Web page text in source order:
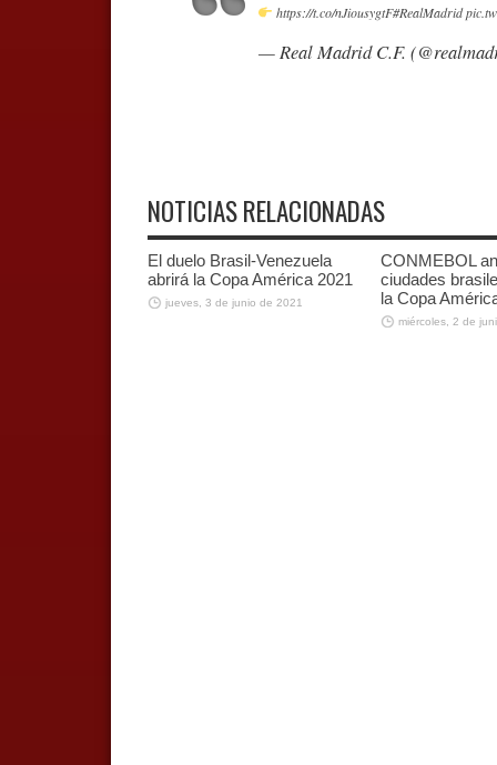
https://t.co/nJiousygtF#RealMadrid
— Real Madrid C.F.
NOTICIAS RELACIONADAS
El duelo Brasil-Venezuela
abrirá la Copa América 2021
jueves, 3 de junio de 2021
CONMEBOL
ciudades
la Copa
miércoles, 2 de